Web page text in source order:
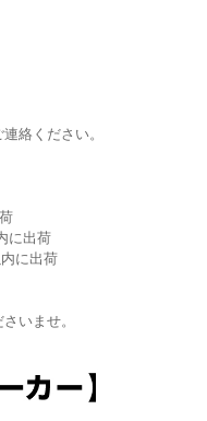
絡ください。
に出荷
に出荷
いませ。